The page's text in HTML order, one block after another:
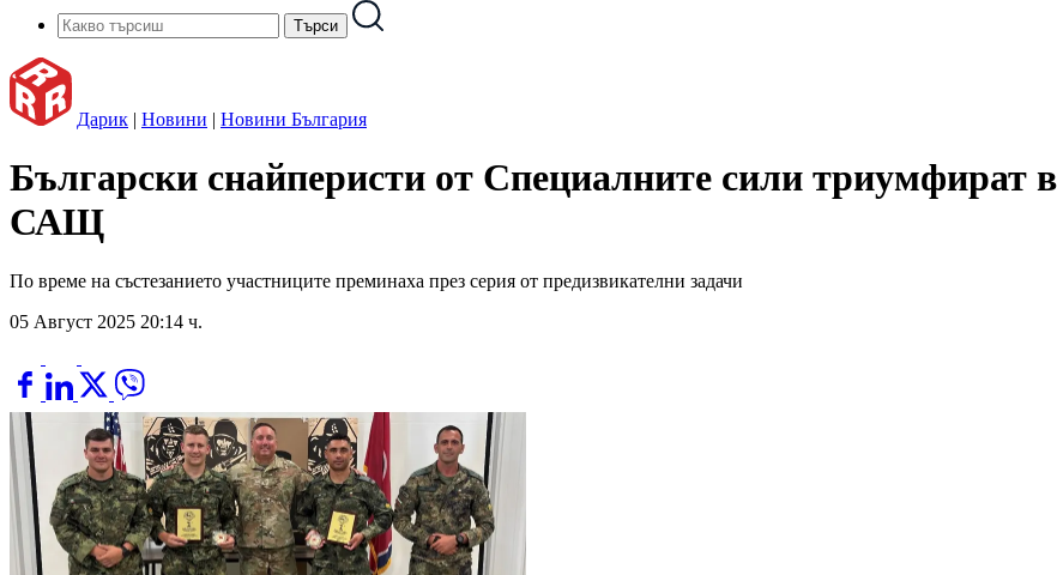
Дарик | Новини | Новини България
Български снайперисти от Специалните сили триумфират
САЩ
По време на състезанието участниците преминаха през серия от предизвикателни задачи
05 Август 2025 20:14 ч.